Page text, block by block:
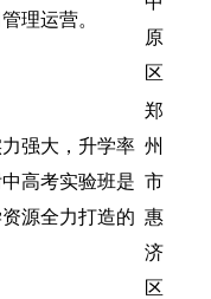
理运营。
原
区
强大，升学率
高考实验班是
源全力打造的
郑
州
市
惠
济
区